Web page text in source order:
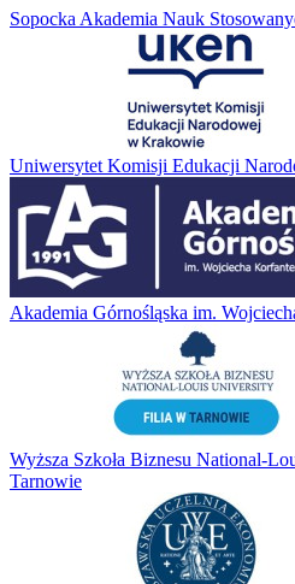
Sopocka Akademia Nauk
Uniwersytet Komisji Edukacji
Akademia Górnośląska im.
Wyższa Szkoła Biznesu National-
Tarnowie